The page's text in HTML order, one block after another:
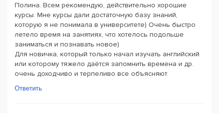
Полина. Всем рекомендую, действительно хорошие
курсы. Мне курсы дали достаточную базу знаний,
которую я не понимала в университете) Очень быстро
летело время на занятиях, что хотелось подольше
заниматься и познавать новое)
Для новичка, который только начал изучать английский
или которому тяжело даётся запомнить времена и др.
очень доходчиво и терпеливо все объясняют
Ответить